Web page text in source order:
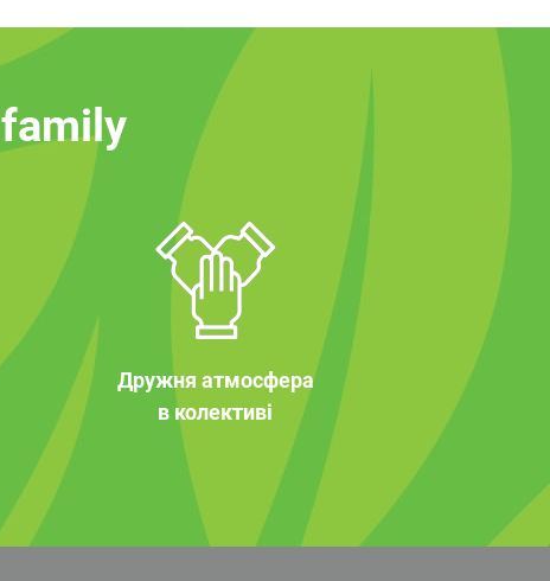
family
Дружня атмосфера
в колективі